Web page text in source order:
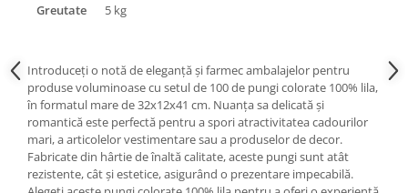
Greutate 5 kg
Introduceți o notă de eleganță și farmec ambalajelor pentru
produse voluminoase cu setul de 100 de pungi colorate 100% lila,
în formatul mare de 32x12x41 cm. Nuanța sa delicată și
romantică este perfectă pentru a spori atractivitatea cadourilor
mari, a articolelor vestimentare sau a produselor de decor.
Fabricate din hârtie de înaltă calitate, aceste pungi sunt atât
rezistente, cât și estetice, asigurând o prezentare impecabilă.